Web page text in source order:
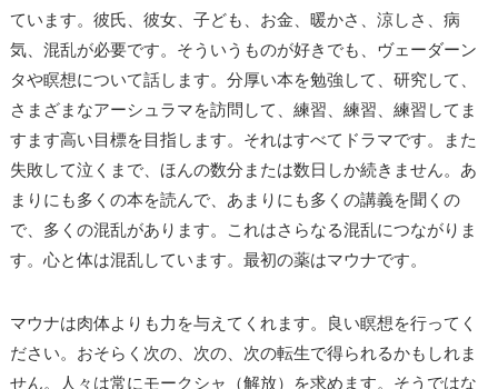
ています。彼氏、彼女、子ども、お金、暖かさ、涼しさ、病
気、混乱が必要です。そういうものが好きでも、ヴェーダーン
タや瞑想について話します。分厚い本を勉強して、研究して、
さまざまなアーシュラマを訪問して、練習、練習、練習してま
すます高い目標を目指します。それはすべてドラマです。また
失敗して泣くまで、ほんの数分または数日しか続きません。あ
まりにも多くの本を読んで、あまりにも多くの講義を聞くの
で、多くの混乱があります。これはさらなる混乱につながりま
す。心と体は混乱しています。最初の薬はマウナです。
マウナは肉体よりも力を与えてくれます。良い瞑想を行ってく
ださい。おそらく次の、次の、次の転生で得られるかもしれま
せん。人々は常にモークシャ（解放）を求めます。そうではな